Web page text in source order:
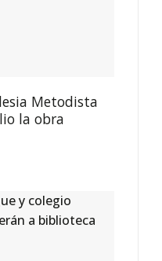
Metodista
la obra